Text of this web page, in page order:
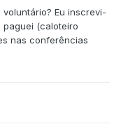
Eu inscrevi-
(caloteiro
nas conferências